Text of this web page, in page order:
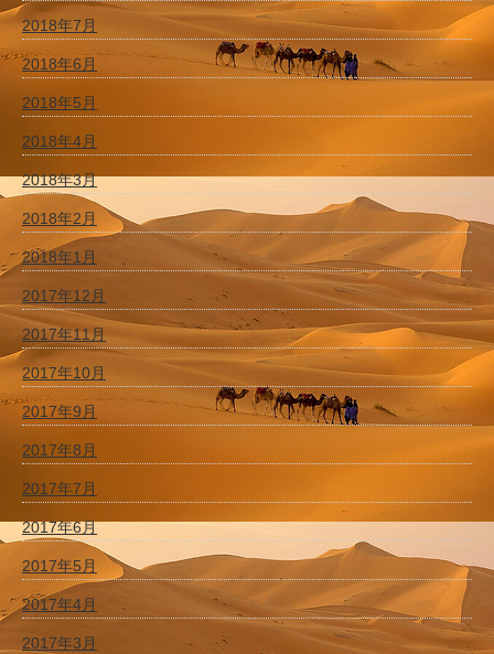
2018年7月
2018年6月
2018年5月
2018年4月
2018年3月
2018年2月
2018年1月
2017年12月
2017年11月
2017年10月
2017年9月
2017年8月
2017年7月
2017年6月
2017年5月
2017年4月
2017年3月